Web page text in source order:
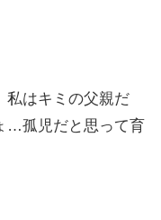
私はキミの父親だ
…孤児だと思って育